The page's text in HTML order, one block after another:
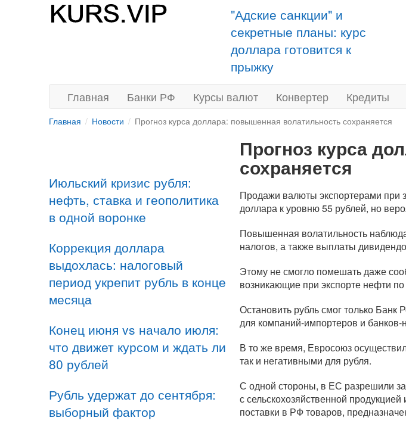
"Адские санкции" и
секретные планы: курс
доллара готовится к
прыжку
Главная Банки РФ Курсы валют Конвертер Кредиты
Главная Новости Прогноз курса доллара: повышенная волатильность сохраняется
Июльский кризис рубля:
нефть, ставка и геополитика
в одной воронке
Коррекция доллара
выдохлась: налоговый
период укрепит рубль в конце
месяца
Конец июня vs начало июля:
что движет курсом и ждать ли
80 рублей
Рубль удержат до сентября:
выборный фактор
Прогноз курса
сохраняется
Продажи валюты экспортерами при
доллара к уровню 55 рублей, но
Повышенная волатильность
налогов, а также выплаты
Этому не смогло помешать даже
возникающие при экспорте нефти
Остановить рубль смог только
для компаний-импортеров и банков-
В то же время, Евросоюз
так и негативными для рубля.
С одной стороны, в ЕС разрешили
с сельскохозяйственной
поставки в РФ товаров,